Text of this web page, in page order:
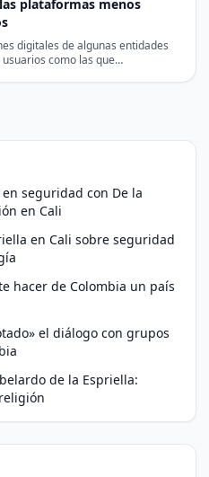
plataformas menos
digitales de algunas entidades
como las que…
seguridad con De la
en Cali
en Cali sobre seguridad
hacer de Colombia un país
el diálogo con grupos
de la Espriella: